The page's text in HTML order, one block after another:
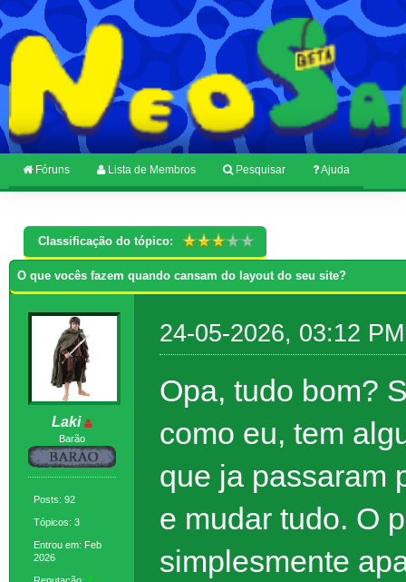
Fóruns Lista de Membros Pesquisar Ajuda
Classificação do tópico:
O que vocês fazem quando cansam do layout do seu site?
Laki
Barão
Posts: 92
Tópicos: 3
Entrou em: Feb
2026
24-05-2026, 03:12 PM
Opa, tudo bom?
como eu, tem
que ja passaram
e mudar tudo. O
simplesmente